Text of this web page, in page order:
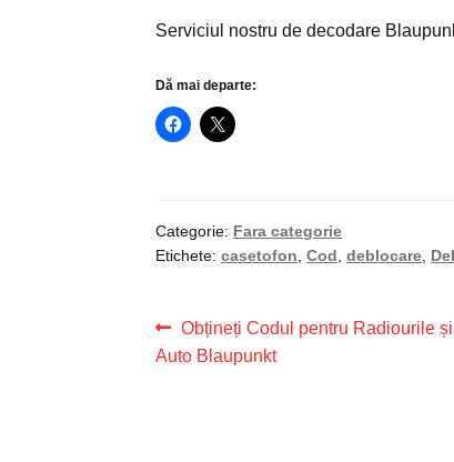
Serviciul nostru de decodare
Dă mai departe:
Categorie: Fara categorie
Etichete:casetofon ,Cod ,deblocare
Navigare
Articolul
anterior:
Obțineți Codul pentru Radiourile
Auto Blaupunkt